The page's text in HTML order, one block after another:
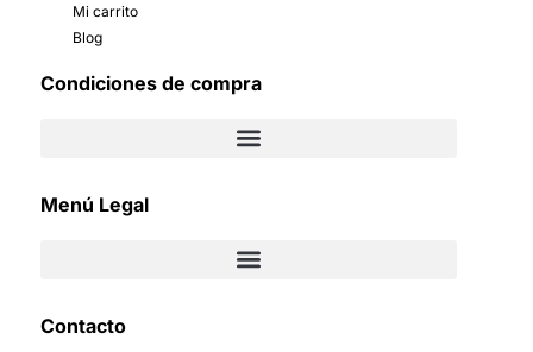
Mi carrito
Blog
Condiciones de compra
Menú Legal
Contacto